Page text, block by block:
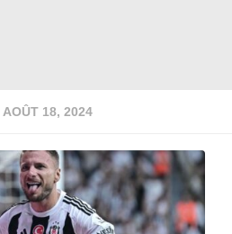
AOÛT 18, 2024